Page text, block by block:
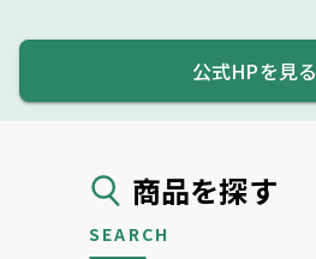
商品を探す
SEARCH
公式HPを見る